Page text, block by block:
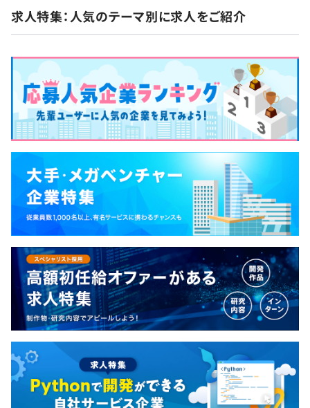
生産性向上のお手伝いをさせていただく事を使命感として
事業に取り組んでいます。
また電気制御分野に限定せず、新分野の土木・建築業へ向
けて、コスト見直しの観点から安価に導入可能な2D/3D統
合CAD『BricsCAD』を提案し、導入による多様な用途拡
長を進めるなど、その提案は多くのお客様から高い評価を
いただいています。日本の製造業は世界と渡り合える産業
であり、まだまだ生産性を向上させることで飛躍的に成長
できる産業です。そのモノづくり日本の下支えをしていく
企業として、多くのお客様へ新しい価値を提供していきま
す。
【自社製品】
■『ACAD-DENKI』
電気業界に関わる幅広い業種のお客様にご利用頂き、設計
業務のみならず製造支援に至るまで、お客様のニーズにお
応えできる電気・制御設計用CADシステムです。
重電5社（三菱電機、日立、東芝、富士電機、明電舎）等
をはじめとする、
・盤をメインでつくっている『盤メーカー』
・装置につく盤を設計する『セットメーカー』の電気設計
部門
・中・大規模の工場を持つ企業の『生産設備保守の部署』
年間休日126日 ※2025年度予定
・完全週休2日制（土・日）
・祝日
・年末年始休暇
・特別（慶弔）休暇
・夏季休暇
・年末年始休暇
・有給休暇
通勤交通費（全額支給）
昇給査定：年1回（4月）
社会保険完備（健康保険・厚生年金加入・雇用保険・労災
13.7日
前事業年度の育児休業取得者数／出産者数
女性0人/0人
役員及び管理的地位にある者に占める女性の割合
役員0.0%
管理職0.0%
ら、新しい業務フローを実現するためのコンサルテ
ィング型の提案も行っています。 ■取り組む社会課
題 国内の製造業では、未だに紙図面や手作業を前提
とした業務プロセスが多く残っており、ITによる業務
効率化の余地が大きく存在しています。私たちは、こ
うした現場の「働き方」を変えることをミッション
に、ソフトウェアと業務ノウハウの両面から支援。
設計・製造の現場に根ざした価値提供を通じて、日
本のものづくりを技術で支える“縁の下の力持ち”を
目指しています。 ■プロダクトの特長 自社製品は、
単なる設計ツールにとどまらず、業務効率の最適
化・設計品質の安定化・属人業務の解消など、幅広
い現場課題に対応可能なソリューションプラットフ
ォームとしての役割を担っています。 特に自由度の
高いカスタマイズ性やデータ連携機能が強みであ
り、日々の業務の中で使いやすさと成果を両立する
ことができるプロダクトです。 ■開発のやりがい 扱
う製品は「CADソフト」とカテゴライズされます
が、実際にはUI/UX設計、描画処理、座標変換、パフ
ォーマンスチューニング、エンジニアリング業務の
自動化、データ構造最適化など、幅広い技術領域が
関わります。 ユーザーの操作に対して即座に反応す
るストレスのない操作感や、現場視点に立った画面
設計・拡張設計が求められ、視覚的インタラクショ
求人特集：人気のテーマ別に求人をご紹介